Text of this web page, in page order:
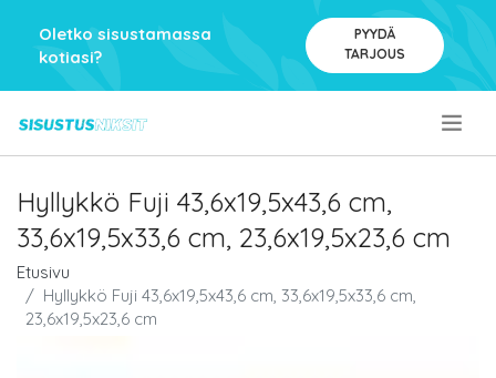
Oletko sisustamassa
kotiasi?
PYYDÄ
TARJOUS
Hyllykkö Fuji 43,6x19,5x43,6 cm,
33,6x19,5x33,6 cm, 23,6x19,5x23,6 cm
Etusivu
Hyllykkö Fuji 43,6x19,5x43,6 cm, 33,6x19,5x33,6 cm,
23,6x19,5x23,6 cm